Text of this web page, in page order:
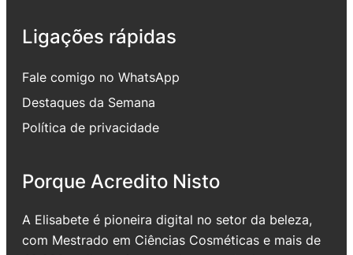
Ligações rápidas
Fale comigo no WhatsApp
Destaques da Semana
Política de privacidade
Porque Acredito Nisto
A Elisabete é pioneira digital no setor da beleza,
com Mestrado em Ciências Cosméticas e mais de